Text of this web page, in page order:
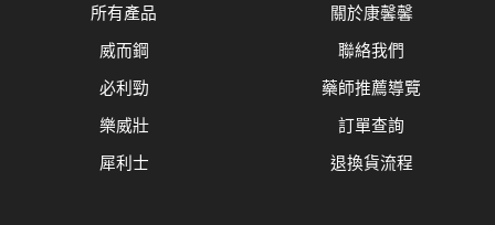
所有產品
威而鋼
必利勁
樂威壯
犀利士
關於康馨馨
聯絡我們
藥師推薦導覽
訂單查詢
退換貨流程